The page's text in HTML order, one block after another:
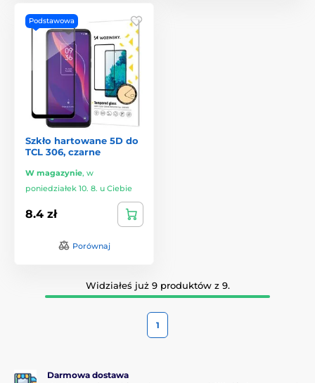
Podstawowa
Szkło hartowane 5D do
TCL 306, czarne
W magazynie, w
poniedziałek 10. 8. u Ciebie
8.4 zł
Porównaj
Widziałeś już 9 produktów z 9.
1
Darmowa dostawa